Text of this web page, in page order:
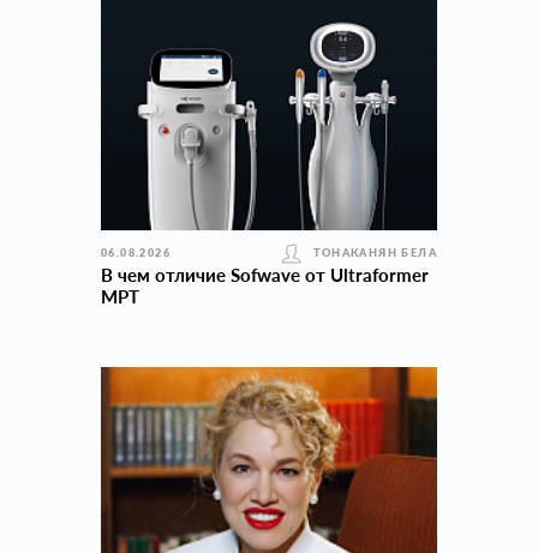
06.08.2026 ТОНАКАНЯН БЕЛА
В чем отличие Sofwave от Ultraformer
MPT